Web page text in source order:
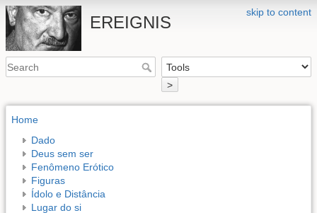
skip to content
EREIGNIS
>
Home
Dado
Deus sem ser
Fenômeno Erótico
Figuras
Ídolo e Distância
Lugar do si